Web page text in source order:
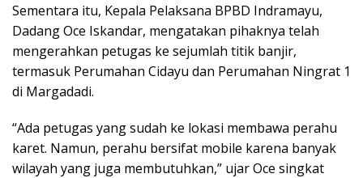
Sementara itu, Kepala Pelaksana BPBD Indramayu,
Dadang Oce Iskandar, mengatakan pihaknya telah
mengerahkan petugas ke sejumlah titik banjir,
termasuk Perumahan Cidayu dan Perumahan Ningrat 1
di Margadadi.
“Ada petugas yang sudah ke lokasi membawa perahu
karet. Namun, perahu bersifat mobile karena banyak
wilayah yang juga membutuhkan,” ujar Oce singkat